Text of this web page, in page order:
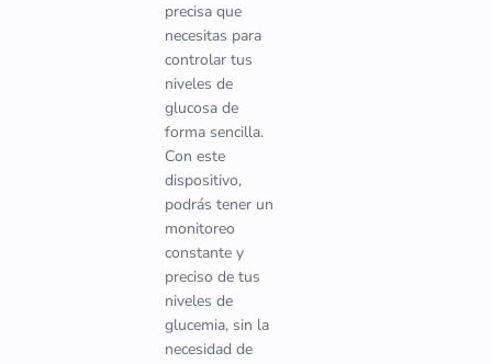
precisa que
necesitas para
controlar tus
niveles de
glucosa de
forma sencilla.
Con este
dispositivo,
podrás tener un
monitoreo
constante y
preciso de tus
niveles de
glucemia, sin la
necesidad de